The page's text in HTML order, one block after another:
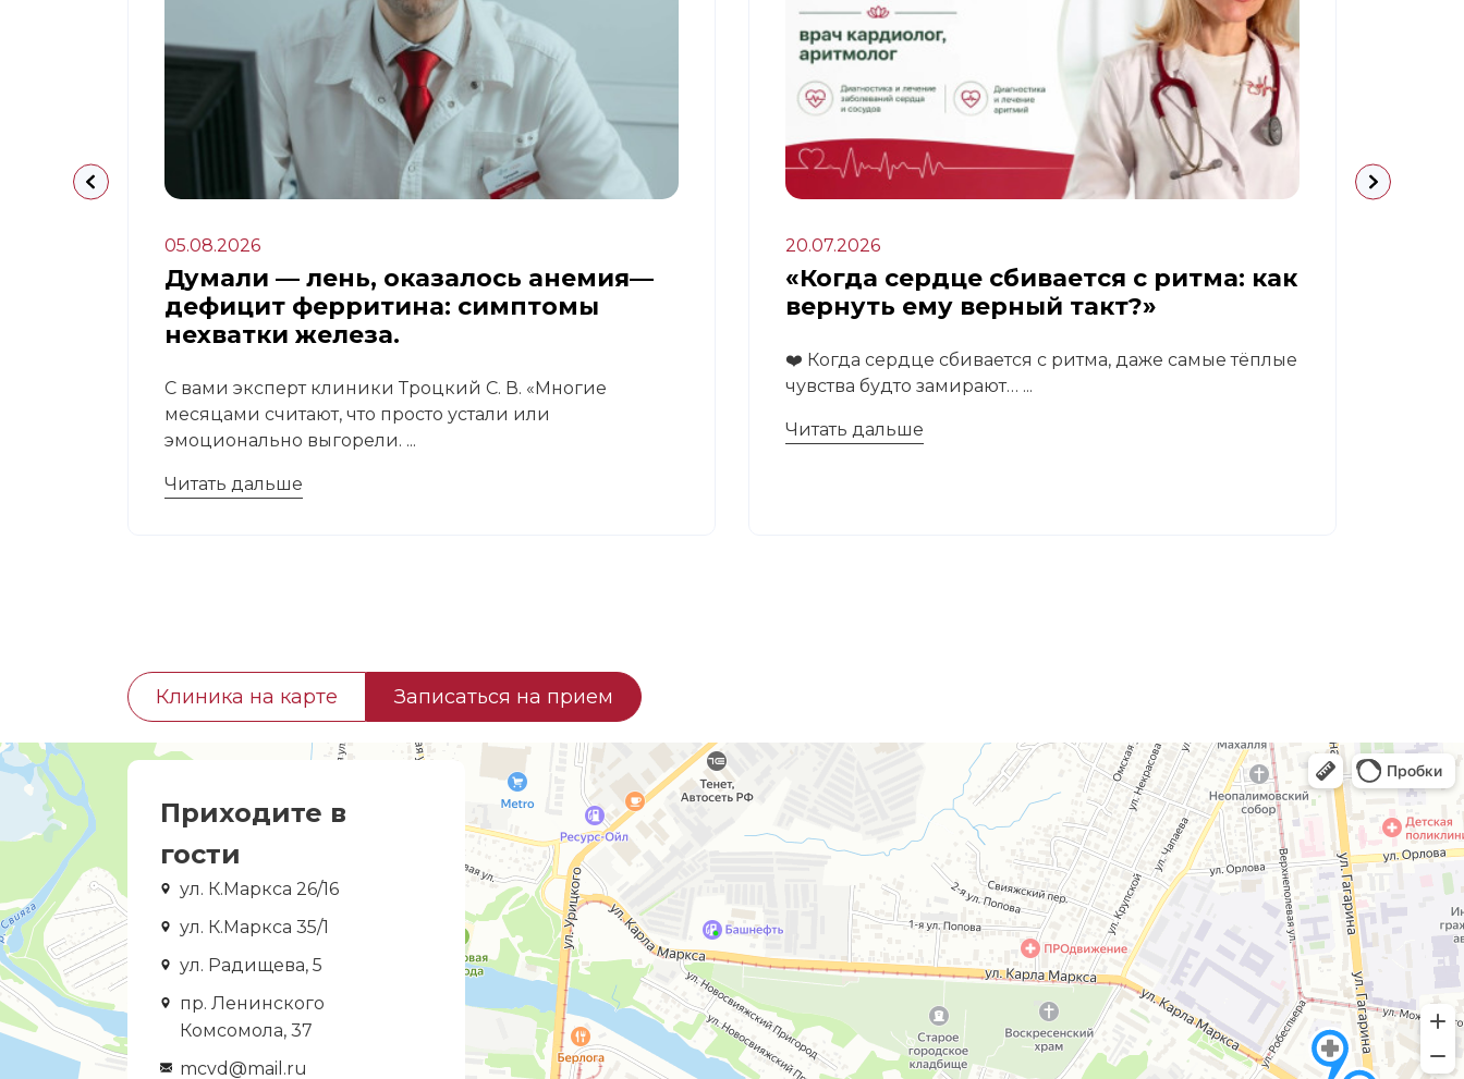
05.08.2026
Думали — лень, оказалось анемия—
дефицит ферритина: симптомы
нехватки железа.
С вами эксперт клиники Троцкий С. В. «Многие
месяцами считают, что просто устали или
эмоционально выгорели. ...
Читать дальше
20.07.2026
«Когда сердце сбивается с ритма: как
вернуть ему верный такт?»
❤️ Когда сердце сбивается с ритма, даже самые тёплые
чувства будто замирают… ...
Читать дальше
Клиника на карте Записаться на прием
Приходите в
гости
ул. К.Маркса 26/16
ул. К.Маркса 35/1
ул. Радищева, 5
пр. Ленинского
Комсомола, 37
mcvd@mail.ru